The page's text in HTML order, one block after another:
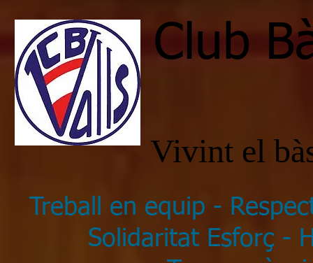
Club
Vivint el
Treball en equip -
Solidaritat Esforç -